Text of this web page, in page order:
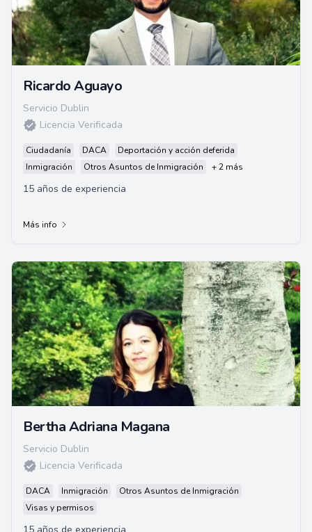
Ricardo Aguayo
Servicio Dublin
Licencia Verificada
Ciudadanía DACA
Deportación y acción deferida
Inmigración
Otros Asuntos de Inmigración + 2 más
15 años de experiencia
Más info
Bertha Adriana Magana
Servicio Dublin
Licencia Verificada
DACA Inmigración
Otros Asuntos de Inmigración
Visas y permisos